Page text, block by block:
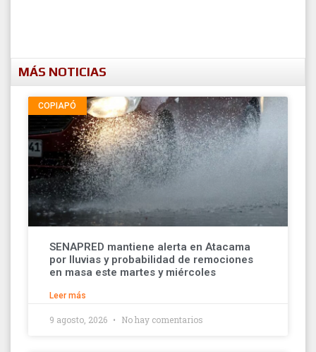
MÁS NOTICIAS
COPIAPÓ
SENAPRED mantiene alerta en Atacama
por lluvias y probabilidad de remociones
en masa este martes y miércoles
Leer más
9 agosto, 2026 No hay comentarios